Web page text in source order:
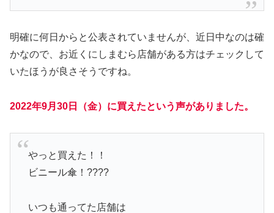
明確に何日からと公表されていませんが、近日中なのは確
かなので、お近くにしまむら店舗がある方はチェックして
いたほうが良さそうですね。
2022年9月30日（金）に買えたという声がありました。
やっと買えた！！
ビニール傘！????
いつも通ってた店舗は